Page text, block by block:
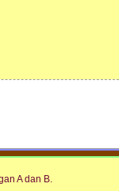
A dan B.